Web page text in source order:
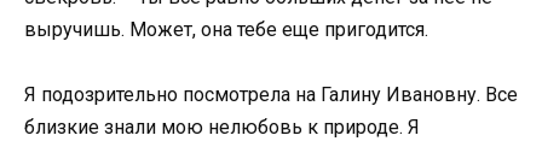
выручишь. Может, она тебе еще пригодится.
Я подозрительно посмотрела на Галину Ивановну. Все
близкие знали мою нелюбовь к природе. Я